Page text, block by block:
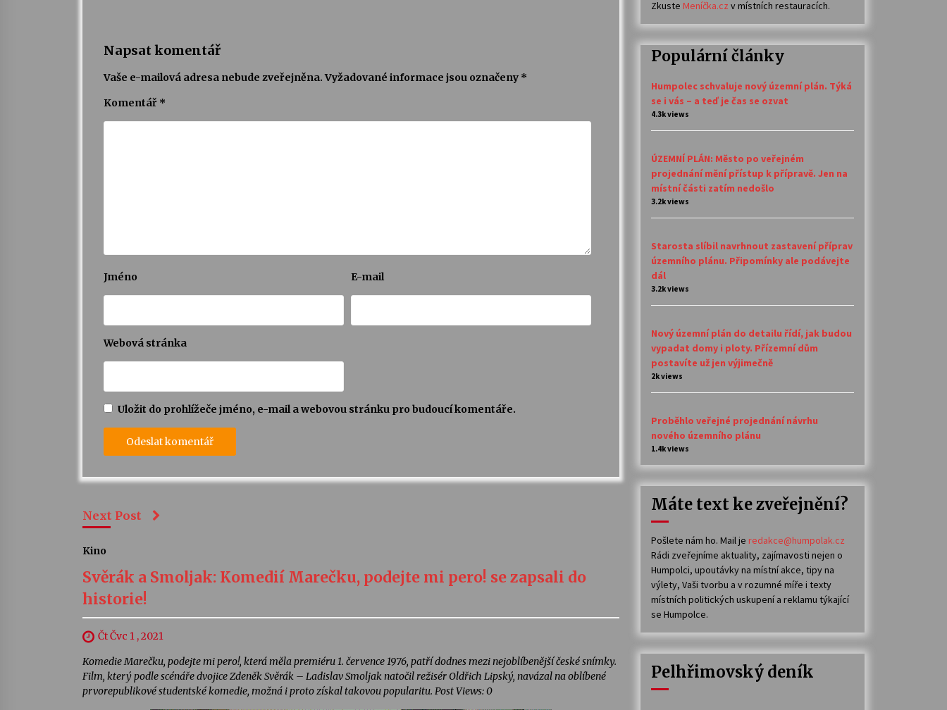
Napsat komentář
Vaše e-mailová adresa nebude zveřejněna. Vyžadované informace jsou označeny *
Komentář *
Jméno E-mail
Webová stránka
Uložit do prohlížeče jméno, e-mail a webovou stránku pro budoucí komentáře.
Next Post
Kino
Svěrák a Smoljak: Komedií Marečku, podejte mi pero! se zapsali do
historie!
Čt Čvc 1 , 2021
Komedie Marečku, podejte mi pero!, která měla premiéru 1. července 1976, patří dodnes mezi nejoblíbenější české snímky.
Film, který podle scénáře dvojice Zdeněk Svěrák – Ladislav Smoljak natočil režisér Oldřich Lipský, navázal na oblíbené
prvorepublikové studentské komedie, možná i proto získal takovou popularitu. Post Views: 0
Zkuste Meníčka.cz v místních restauracích.
Populární články
Humpolec schvaluje nový územní plán. Týká
se i vás – a teď je čas se ozvat
4.3k views
ÚZEMNÍ PLÁN: Město po veřejném
projednání mění přístup k přípravě. Jen na
místní části zatím nedošlo
3.2k views
Starosta slíbil navrhnout zastavení příprav
územního plánu. Připomínky ale podávejte
dál
3.2k views
Nový územní plán do detailu řídí, jak budou
vypadat domy i ploty. Přízemní dům
postavíte už jen výjimečně
2k views
Proběhlo veřejné projednání návrhu
nového územního plánu
1.4k views
Máte text ke zveřejnění?
Pošlete nám ho. Mail je redakce@humpolak.cz
Rádi zveřejníme aktuality, zajímavosti nejen o
Humpolci, upoutávky na místní akce, tipy na
výlety, Vaši tvorbu a v rozumné míře i texty
místních politických uskupení a reklamu týkající
se Humpolce.
Pelhřimovský deník